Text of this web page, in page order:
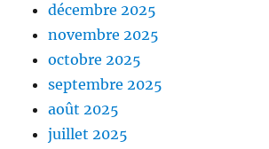
décembre 2025
novembre 2025
octobre 2025
septembre 2025
août 2025
juillet 2025